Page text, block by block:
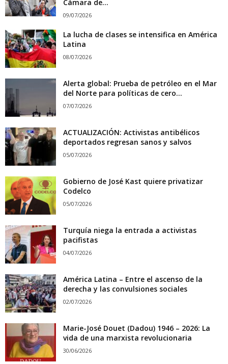
Cámara de...
09/07/2026
La lucha de clases se intensifica en América
Latina
08/07/2026
Alerta global: Prueba de petróleo en el Mar
del Norte para políticas de cero...
07/07/2026
ACTUALIZACIÓN: Activistas antibélicos
deportados regresan sanos y salvos
05/07/2026
Gobierno de José Kast quiere privatizar
Codelco
05/07/2026
Turquía niega la entrada a activistas
pacifistas
04/07/2026
América Latina – Entre el ascenso de la
derecha y las convulsiones sociales
02/07/2026
Marie-José Douet (Dadou) 1946 – 2026: La
vida de una marxista revolucionaria
30/06/2026